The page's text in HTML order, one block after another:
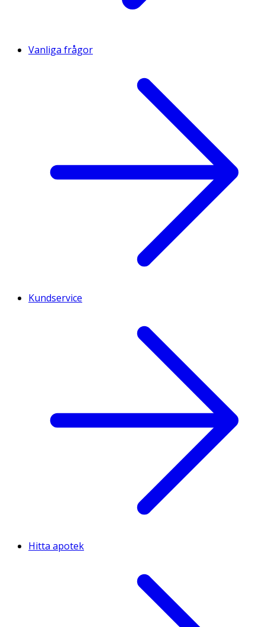
Vanliga frågor
Kundservice
Hitta apotek